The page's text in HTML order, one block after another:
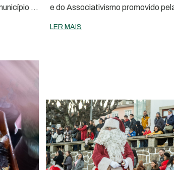
de
e do Associativismo promovido
LER MAIS